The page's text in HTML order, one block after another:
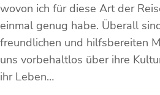
wovon ich für diese Art der
einmal genug habe. Überall
freundlichen und hilfsbereiten
uns vorbehaltlos über ihre
ihr Leben…